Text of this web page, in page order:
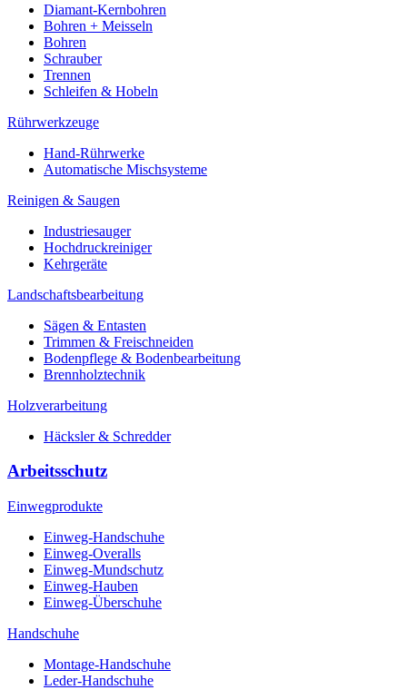
Diamant-Kernbohren
Bohren + Meisseln
Bohren
Schrauber
Trennen
Schleifen & Hobeln
Rührwerkzeuge
Hand-Rührwerke
Automatische Mischsysteme
Reinigen & Saugen
Industriesauger
Hochdruckreiniger
Kehrgeräte
Landschaftsbearbeitung
Sägen & Entasten
Trimmen & Freischneiden
Bodenpflege & Bodenbearbeitung
Brennholztechnik
Holzverarbeitung
Häcksler & Schredder
Arbeitsschutz
Einwegprodukte
Einweg-Handschuhe
Einweg-Overalls
Einweg-Mundschutz
Einweg-Hauben
Einweg-Überschuhe
Handschuhe
Montage-Handschuhe
Leder-Handschuhe